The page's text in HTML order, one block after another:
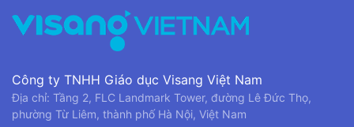
Công ty TNHH Giáo dục Visang Việt Nam
Địa chỉ: Tầng 2, FLC Landmark Tower, đường Lê Đức Thọ,
phường Từ Liêm, thành phố Hà Nội, Việt Nam